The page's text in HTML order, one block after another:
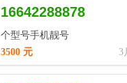
16642288878
个型号手机靓号
3
3500 元